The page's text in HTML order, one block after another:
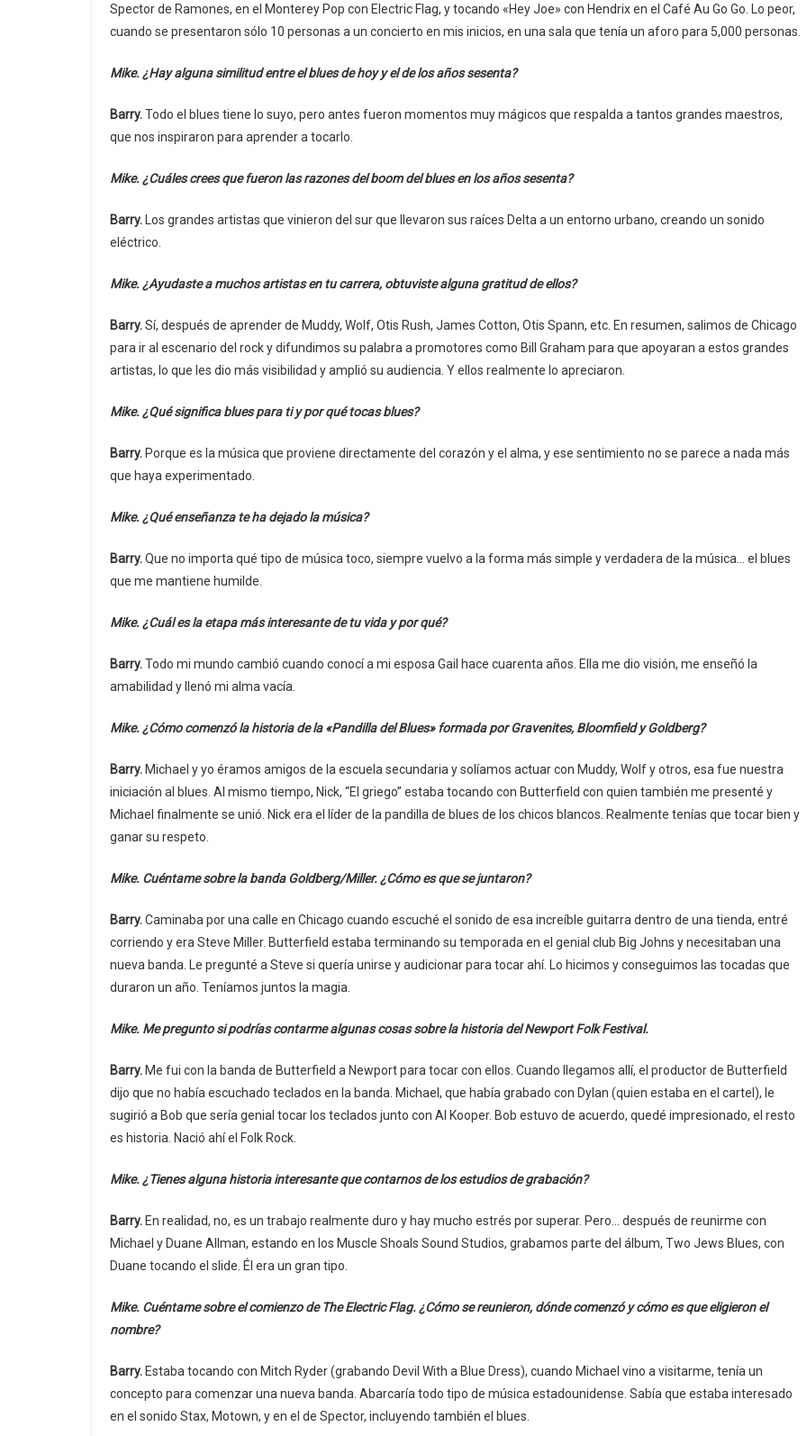
Spector de Ramones, en el Monterey Pop con Electric Flag, y tocando «Hey Joe» con Hendrix en el Café Au Go Go. Lo peor,
cuando se presentaron sólo 10 personas a un concierto en mis inicios, en una sala que tenía un aforo para 5,000 personas.
Mike. ¿Hay alguna similitud entre el blues de hoy y el de los años sesenta?
Barry.Todo el blues tiene lo suyo, pero antes fueron momentos muy mágicos que respalda a tantos grandes maestros,
que nos inspiraron para aprender a tocarlo.
Mike. ¿Cuáles crees que fueron las razones del boom del blues en los años sesenta?
Barry. Los grandes artistas que vinieron del sur que llevaron sus raíces Delta a un entorno urbano, creando un sonido
eléctrico.
Mike. ¿Ayudaste a muchos artistas en tu carrera, obtuviste alguna gratitud de ellos?
Barry.Sí, después de aprender de Muddy, Wolf, Otis Rush, James Cotton, Otis Spann, etc. En resumen, salimos de Chicago
para ir al escenario del rock y difundimos su palabra a promotores como Bill Graham para que apoyaran a estos grandes
artistas, lo que les dio más visibilidad y amplió su audiencia. Y ellos realmente lo apreciaron.
Mike. ¿Qué significa blues para ti y por qué tocas blues?
Barry. Porque es la música que proviene directamente del corazón y el alma, y ese sentimiento no se parece a nada más
que haya experimentado.
Mike. ¿Qué enseñanza te ha dejado la música?
Barry.Que no importa qué tipo de música toco, siempre vuelvo a la forma más simple y verdadera de la música… el blues
que me mantiene humilde.
Mike. ¿Cuál es la etapa más interesante de tu vida y por qué?
Barry.Todo mi mundo cambió cuando conocí a mi esposa Gail hace cuarenta años. Ella me dio visión, me enseñó la
amabilidad y llenó mi alma vacía.
Mike. ¿Cómo comenzó la historia de la «Pandilla del Blues» formada por Gravenites, Bloomfield y Goldberg?
Barry. Michael y yo éramos amigos de la escuela secundaria y solíamos actuar con Muddy, Wolf y otros, esa fue nuestra
iniciación al blues. Al mismo tiempo, Nick, “El griego” estaba tocando con Butterfield con quien también me presenté y
Michael finalmente se unió. Nick era el líder de la pandilla de blues de los chicos blancos. Realmente tenías que tocar bien y
ganar su respeto.
Mike. Cuéntame sobre la banda Goldberg/Miller. ¿Cómo es que se juntaron?
Barry.Caminaba por una calle en Chicago cuando escuché el sonido de esa increíble guitarra dentro de una tienda, entré
corriendo y era Steve Miller. Butterfield estaba terminando su temporada en el genial club Big Johns y necesitaban una
nueva banda. Le pregunté a Steve si quería unirse y audicionar para tocar ahí. Lo hicimos y conseguimos las tocadas que
duraron un año. Teníamos juntos la magia.
Mike. Me pregunto si podrías contarme algunas cosas sobre la historia del Newport Folk Festival.
Barry. Me fui con la banda de Butterfield a Newport para tocar con ellos. Cuando llegamos allí, el productor de Butterfield
dijo que no había escuchado teclados en la banda. Michael, que había grabado con Dylan (quien estaba en el cartel), le
sugirió a Bob que sería genial tocar los teclados junto con Al Kooper. Bob estuvo de acuerdo, quedé impresionado, el resto
es historia. Nació ahí el Folk Rock.
Mike. ¿Tienes alguna historia interesante que contarnos de los estudios de grabación?
Barry. En realidad, no, es un trabajo realmente duro y hay mucho estrés por superar. Pero… después de reunirme con
Michael y Duane Allman, estando en los Muscle Shoals Sound Studios, grabamos parte del álbum, Two Jews Blues, con
Duane tocando el slide. Él era un gran tipo.
Mike. Cuéntame sobre el comienzo de The Electric Flag. ¿Cómo se reunieron, dónde comenzó y cómo es que eligieron el
nombre?
Barry. Estaba tocando con Mitch Ryder (grabando Devil With a Blue Dress), cuando Michael vino a visitarme, tenía un
concepto para comenzar una nueva banda. Abarcaría todo tipo de música estadounidense. Sabía que estaba interesado
en el sonido Stax, Motown, y en el de Spector, incluyendo también el blues.